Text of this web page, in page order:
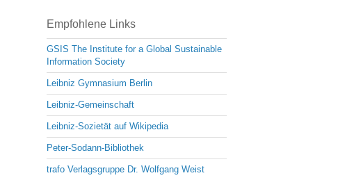
Empfohlene Links
GSIS The Institute for a Global Sustainable
Information Society
Leibniz Gymnasium Berlin
Leibniz-Gemeinschaft
Leibniz-Sozietät auf Wikipedia
Peter-Sodann-Bibliothek
trafo Verlagsgruppe Dr. Wolfgang Weist